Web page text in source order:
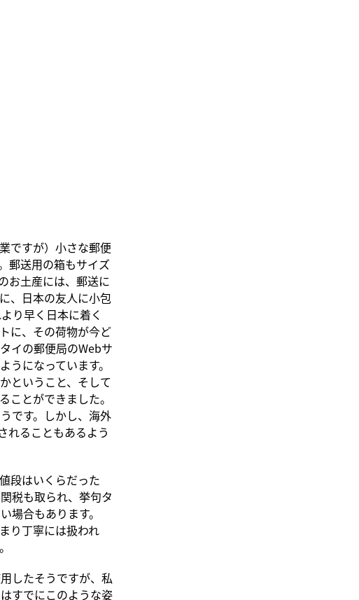
ですが）小さな郵便
郵送用の箱もサイズ
お土産には、郵送に
、日本の友人に小包
り早く日本に着く
に、その荷物が今ど
イの郵便局のWebサ
になっています。
ということ、そして
ことができました。
です。しかし、海外
れることもあるよう
段はいくらだった
税も取られ、挙句タ
場合もあります。
り丁寧には扱われ
したそうですが、私
すでにこのような姿